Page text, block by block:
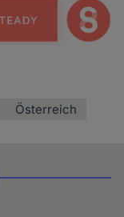
Österreich